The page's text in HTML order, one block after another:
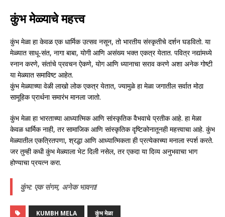
कुंभ मेळ्याचे महत्त्व
कुंभ मेळा हा केवळ एक धार्मिक उत्सव नसून, तो भारतीय संस्कृतीचे दर्शन घडवितो. या
मेळ्यात साधू-संत, नागा बाबा, योगी आणि असंख्य भक्त एकत्र येतात. पवित्र नद्यांमध्ये
स्नान करणे, संतांचे प्रवचन ऐकणे, योग आणि ध्यानाचा सराव करणे अशा अनेक गोष्टी
या मेळ्यात समाविष्ट आहेत.
कुंभ मेळ्याच्या वेळी लाखो लोक एकत्र येतात, ज्यामुळे हा मेळा जगातील सर्वात मोठा
सामूहिक प्रार्थना समारंभ मानला जातो.
कुंभ मेळा हा भारताच्या आध्यात्मिक आणि सांस्कृतिक वैभवाचे प्रतीक आहे. हा मेळा
केवळ धार्मिक नाही, तर सामाजिक आणि सांस्कृतिक दृष्टिकोनातूनही महत्त्वाचा आहे. कुंभ
मेळ्यातील एकत्रितपणा, श्रद्धा आणि आध्यात्मिकता ही प्रत्येकाच्या मनाला स्पर्श करते.
जर तुम्ही कधी कुंभ मेळ्याला भेट दिली नसेल, तर एकदा या दिव्य अनुभवाचा भाग
होण्याचा प्रयत्न करा.
कुंभ: एक संगम, अनेक भावना!
KUMBH MELA कुंभ मेळा